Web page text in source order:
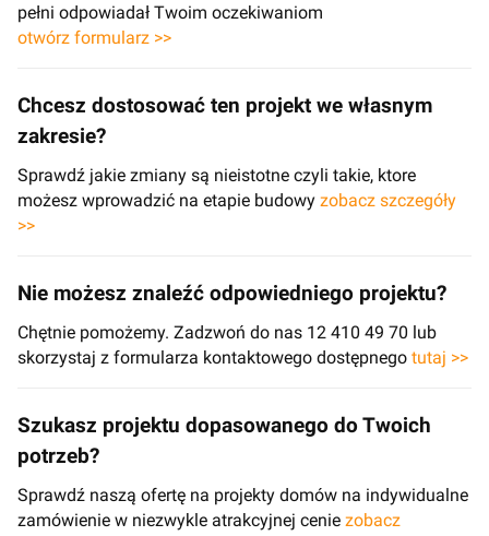
pełni odpowiadał Twoim oczekiwaniom
otwórz formularz >>
Chcesz dostosować ten projekt we własnym
zakresie?
Sprawdź jakie zmiany są nieistotne czyli takie, ktore
możesz wprowadzić na etapie budowy zobacz szczegóły
>>
Nie możesz znaleźć odpowiedniego projektu?
Chętnie pomożemy. Zadzwoń do nas 12 410 49 70 lub
skorzystaj z formularza kontaktowego dostępnego tutaj >>
Szukasz projektu dopasowanego do Twoich
potrzeb?
Sprawdź naszą ofertę na projekty domów na indywidualne
zamówienie w niezwykle atrakcyjnej cenie zobacz